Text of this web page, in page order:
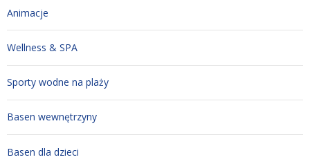
Animacje
Wellness & SPA
Sporty wodne na plaży
Basen wewnętrzyny
Basen dla dzieci